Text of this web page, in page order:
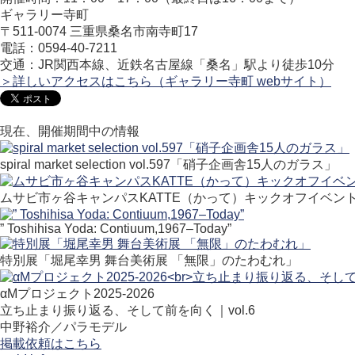
ギャラリー寺町
〒511-0074 三重県桑名市南寺町17
電話：0594-40-7211
交通：JR関西本線、近鉄名古屋線「桑名」駅より徒歩10分
＞詳しいアクセスはこちら（ギャラリー寺町 webサイト）
現在、開催期間中の情報
spiral market selection vol.597「硝子企画舎15人のガラス」
ムサビ市ヶ谷キャンパスKATTE（かって）キックオフイベン
” Toshihisa Yoda: Contiuum,1967–Today”
特別展「堀尾幸男 舞台美術展 「無限」のたわむれ」
αMプロジェクト2025-2026
立ち止まり振り返る、そして前を向く｜vol.6
中野裕介／パラモデル
掲載依頼はこちら